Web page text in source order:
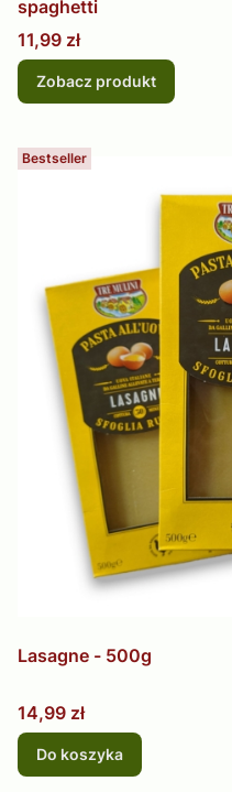
spaghetti
Cena
11,99 zł
Zobacz produkt
Bestseller
Lasagne - 500g
Cena
14,99 zł
Do koszyka